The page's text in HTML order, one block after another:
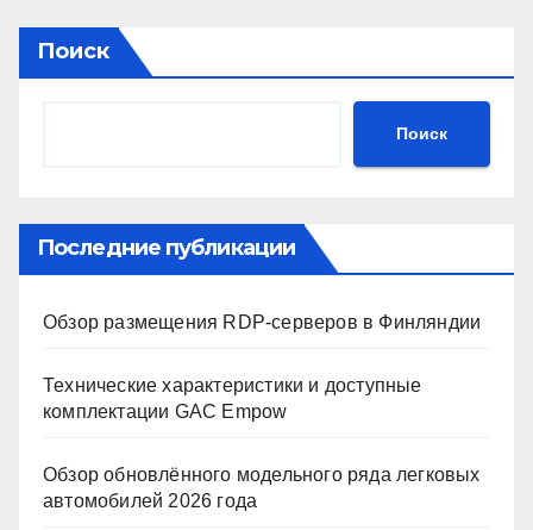
Поиск
Поиск
Последние публикации
Обзор размещения RDP-серверов в Финляндии
Технические характеристики и доступные
комплектации GAC Empow
Обзор обновлённого модельного ряда легковых
автомобилей 2026 года